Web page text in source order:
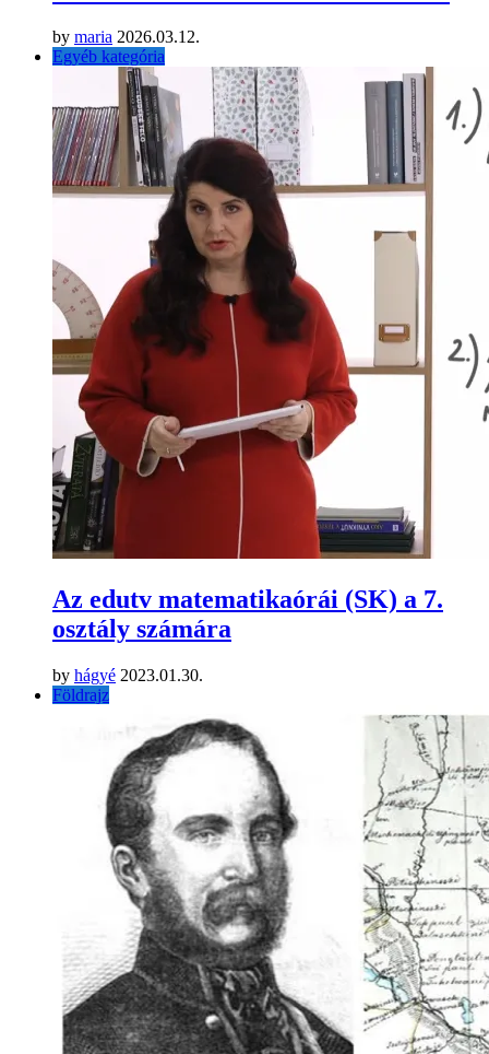
by maria 2026.03.12.
Egyéb kategória
Az edutv matematikaórái (SK) a 7.
osztály számára
by hágyé 2023.01.30.
Földrajz